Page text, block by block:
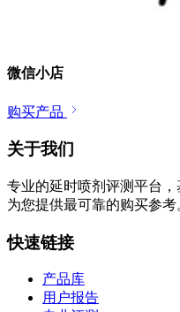
微信小店
购买产品
关于我们
专业的延时喷剂评测平台
为您提供最可靠的购买参考
快速链接
产品库
用户报告